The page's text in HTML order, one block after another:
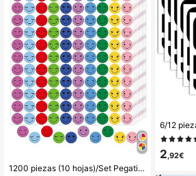
1200 piezas (10 hojas)/Set Pegatinas autoadhesivas de cara sonriente feliz, pegatinas de etiquetas de recompensa redondas y coloridas, 10 estilos de pegatinas de cara sonriente feliz de PVC impermeables de aliento
2 ,92€